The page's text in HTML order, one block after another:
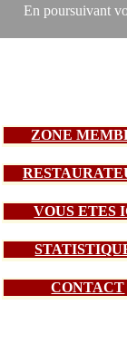
En poursuivant
ZONE
VOUS ETES
CONTACT